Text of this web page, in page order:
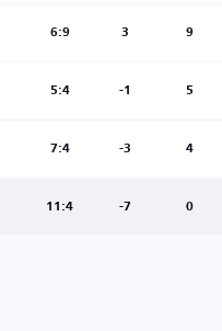
6:9 3 9
5:4 -1 5
7:4 -3 4
11:4 -7 0